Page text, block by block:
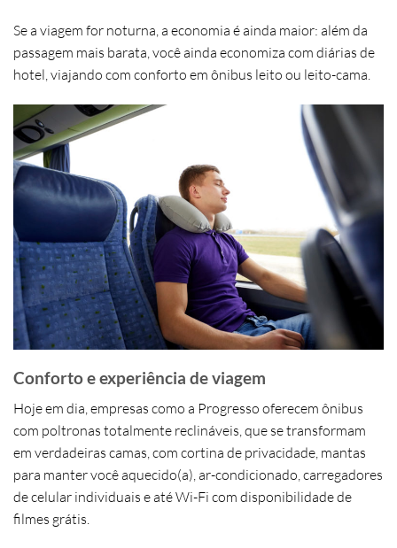
Se a viagem for noturna, a economia é ainda maior: além da
passagem mais barata, você ainda economiza com diárias de
hotel, viajando com conforto em ônibus leito ou leito-cama.
Conforto e experiência de viagem
Hoje em dia, empresas como a Progresso oferecem ônibus
com poltronas totalmente reclináveis , que se transformam
em verdadeiras camas, com cortina de privacidade, mantas
para manter você aquecido(a), ar-condicionado, carregadores
de celular individuais e até Wi-Fi com disponibilidade de
filmes grátis